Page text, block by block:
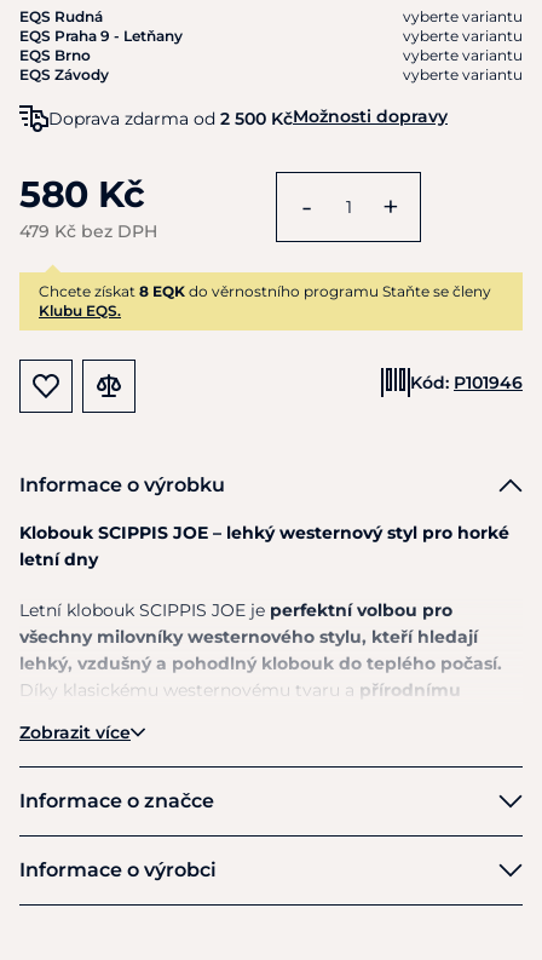
EQS Rudná
vyberte variantu
EQS Praha 9 - Letňany
vyberte variantu
EQS Brno
vyberte variantu
EQS Závody
vyberte variantu
Doprava zdarma od 2 500 KčMožnosti dopravy
580 Kč
479 Kč bez DPH
- +
Chcete získat 8 EQK do věrnostního programu Staňte se členy
Klubu EQS.
Kód: P101946
Informace o výrobku
Klobouk SCIPPIS JOE – lehký westernový styl pro horké
letní dny
Letní klobouk SCIPPIS JOE je perfektní volbou pro
všechny milovníky westernového stylu, kteří hledají
lehký, vzdušný a pohodlný klobouk do teplého počasí.
Díky klasickému westernovému tvaru a přírodnímu
maximální komfort při každodenním nošení.
Klobouk jevyroben z pletené slámy s výraznými
letních dnů. Nízká hmotnost a vzdušná konstrukce
z něj
dělají ideální doplněk na cestování, festivaly, pobyt v
Zobrazit více
Informace o značce
Informace o výrobci